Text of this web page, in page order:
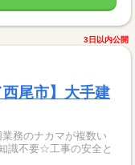
3日以内公開
尾市】大手建
務のナカマが複数い
識不要☆工事の安全と